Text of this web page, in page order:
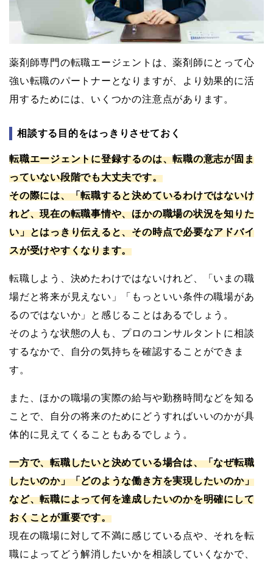
薬剤師専門の転職エージェントは、薬剤師にとって心
強い転職のパートナーとなりますが、より効果的に活
用するためには、いくつかの注意点があります。
相談する目的をはっきりさせておく
転職エージェントに登録するのは、転職の意志が固ま
っていない段階でも大丈夫です。
その際には、「転職すると決めているわけではないけ
れど、現在の転職事情や、ほかの職場の状況を知りた
い」とはっきり伝えると、その時点で必要なアドバイ
スが受けやすくなります。
転職しよう、決めたわけではないけれど、「いまの職
場だと将来が見えない」「もっといい条件の職場があ
るのではないか」と感じることはあるでしょう。
そのような状態の人も、プロのコンサルタントに相談
するなかで、自分の気持ちを確認することができま
す。
また、ほかの職場の実際の給与や勤務時間などを知る
ことで、自分の将来のためにどうすればいいのかが具
体的に見えてくることもあるでしょう。
一方で、転職したいと決めている場合は、「なぜ転職
したいのか」「どのような働き方を実現したいのか」
など、転職によって何を達成したいのかを明確にして
おくことが重要です。
現在の職場に対して不満に感じている点や、それを転
職によってどう解消したいかを相談していくなかで、